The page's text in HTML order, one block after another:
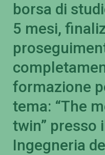
borsa di
5 mesi,
formazione
tema: “The
twin” presso
Ingegneria